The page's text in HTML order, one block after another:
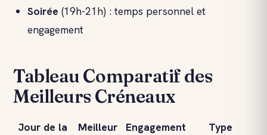
Soirée (19h-21h) : temps personnel et
engagement
Tableau Comparatif des
Meilleurs Créneaux
Jour de la
Meilleur
Engagement
Type